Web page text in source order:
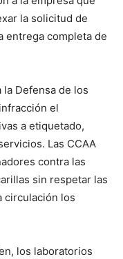
la solicitud de
entrega completa de
la Defensa de los
el
a etiquetado,
Las CCAA
contra las
sin respetar las
circulación los
los laboratorios